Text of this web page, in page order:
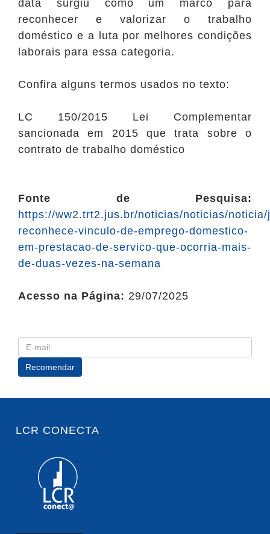
data surgiu como um marco para
reconhecer e valorizar o trabalho
doméstico e a luta por melhores condições
laborais para essa categoria.
Confira alguns termos usados no texto:
LC 150/2015
Lei Complementar
sancionada em 2015 que trata sobre o
contrato de trabalho doméstico
Fonte de Pesquisa:
https://ww2.trt2.jus.br/noticias/noticias/
reconhece-vinculo-de-emprego-domestico-
em-prestacao-de-servico-que-ocorria-mais-
de-duas-vezes-na-semana
Acesso na Página: 29/07/2025
LCR CONECTA